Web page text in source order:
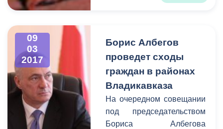
жилищные проблемы,
начинающих
предпринимателей, а
также благоустройство
09
03
2017
Борис Албегов
проведет сходы
граждан в районах
Владикавказа
На очередном совещании
под председательством
Бориса Албегова